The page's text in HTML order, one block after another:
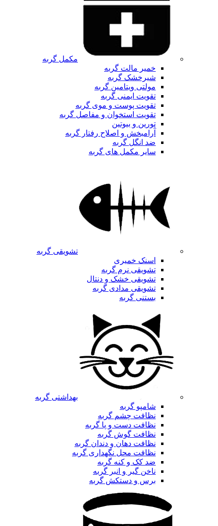
مکمل گربه
خمیر مالت گربه
شیرخشک گربه
مولتی ویتامین گربه
تقویت ایمنی گربه
تقویت پوست و موی گربه
تقویت استخوان و مفاصل گربه
تورین و بیوتین
آرامبخش و اصلاح رفتار گربه
ضد انگل گربه
سایر مکمل های گربه
تشویقی گربه
اسنک خمیری
تشویقی نرم گربه
تشویقی خشک و دنتال
تشویقی مدادی گربه
بستنی گربه
بهداشتی گربه
شامپو گربه
نظافت چشم گربه
نظافت دست و پا گربه
نظافت گوش گربه
نظافت دهان و دندان گربه
نظافت محل نگهداری گربه
ضد کک و کنه گربه
ناخن گیر و انبر گربه
برس و دستکش گربه